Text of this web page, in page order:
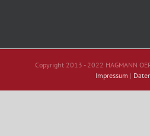
Copyright 2013 - 2022 HAGMANN
Impressum |